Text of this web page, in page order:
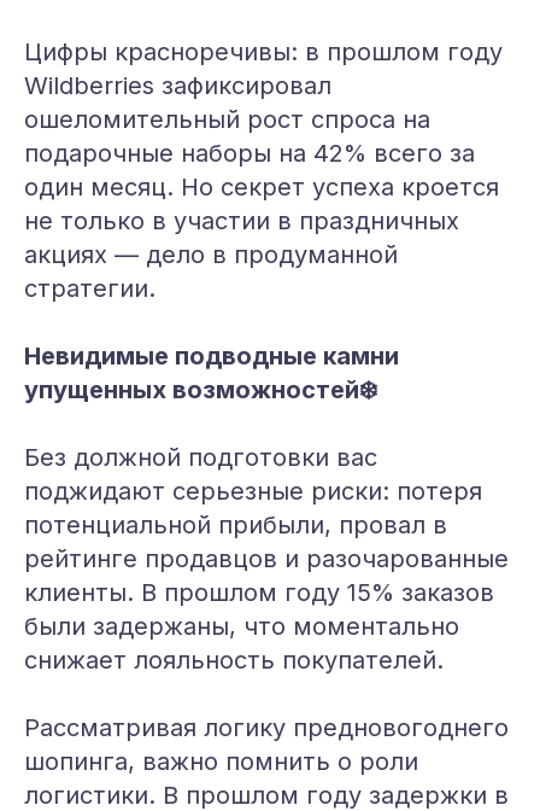
Цифры красноречивы: в прошлом году
Wildberries зафиксировал
ошеломительный рост спроса на
подарочные наборы на 42% всего за
один месяц. Но секрет успеха кроется
не только в участии в праздничных
акциях — дело в продуманной
стратегии.
Невидимые подводные камни
упущенных возможностей❄️
Без должной подготовки вас
поджидают серьезные риски: потеря
потенциальной прибыли, провал в
рейтинге продавцов и разочарованные
клиенты. В прошлом году 15% заказов
были задержаны, что моментально
снижает лояльность покупателей.
Рассматривая логику предновогоднего
шопинга, важно помнить о роли
логистики. В прошлом году задержки в